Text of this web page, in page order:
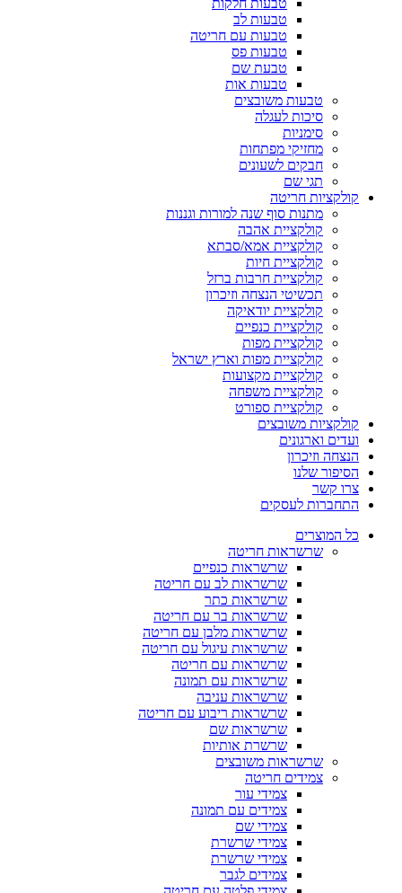
טבעות לב
טבעות עם חריטה
טבעות פס
טבעת שם
טבעות אות
טבעות משובצים
סיכות לעגלה
סימניות
מחזיקי מפתחות
חבקים לשעונים
תגי שם
קולקציות חריטה
מתנות סוף שנה למורות וגננות
קולקציית אהבה
קולקציית אמא/סבתא
קולקציית חיות
קולקציית חרבות ברזל
תכשיטי הנצחה וזיכרון
קולקציית יודאיקה
קולקציית כנפיים
קולקציית מפות
קולקציית מפות וארץ ישראל
קולקציית מקצועות
קולקציית משפחה
קולקציית ספורט
קולקציות משובצים
ועדים וארגונים
הנצחה וזיכרון
הסיפור שלנו
צרו קשר
התחברות לעסקים
כל המוצרים
שרשראות חריטה
שרשראות כנפיים
שרשראות לב עם חריטה
שרשראות כתר
שרשראות בר עם חריטה
שרשראות מלבן עם חריטה
שרשראות עיגול עם חריטה
שרשראות עם חריטה
שרשראות עם תמונה
שרשראות עניבה
שרשראות ריבוע עם חריטה
שרשראות שם
שרשרת אותיות
שרשראות משובצים
צמידים חריטה
צמידי עור
צמידים עם תמונה
צמידי שם
צמידי שרשרת
צמידי שרשרת
צמידים לגבר